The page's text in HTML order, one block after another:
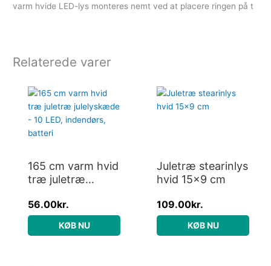
varm hvide LED-lys monteres nemt ved at placere ringen på t
Relaterede varer
165 cm varm hvid
træ juletræ
LED, indendørs,
batteri
56.00kr.
KØB NU
Juletræ stearinlys
hvid 15×9 cm
109.00kr.
KØB NU